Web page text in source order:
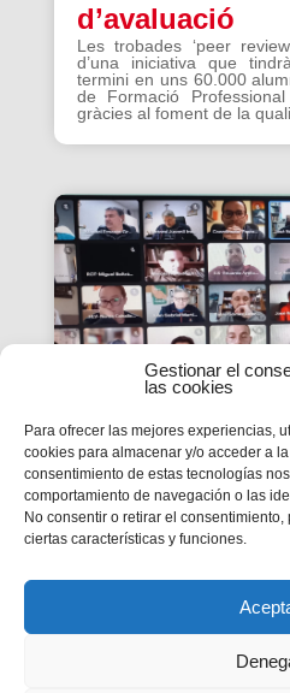
Gestionar el
las cookies
Para ofrecer las mejores experiencias,
cookies para almacenar y/o acceder a
consentimiento de estas tecnologías
comportamiento de navegación o las
No consentir o retirar el
ciertas características y funciones.
d’avaluació
Les trobades ‘peer
d’una iniciativa que
termini en uns 60.000
de Formació
gràcies al foment de la
La
inicia el seu
preparació
Tindran lloc durant el mes